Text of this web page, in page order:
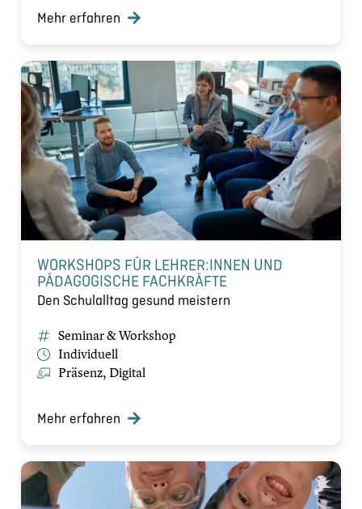
Mehr erfahren
WORKSHOPS FÜR LEHRER:INNEN UND
PÄDAGOGISCHE FACHKRÄFTE
Den Schulalltag gesund meistern
Seminar & Workshop
Individuell
Präsenz, Digital
Mehr erfahren